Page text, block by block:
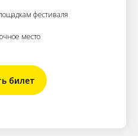
фестиваля
место
билет